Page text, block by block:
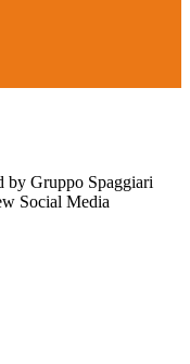
by Gruppo Spaggiari
Social Media